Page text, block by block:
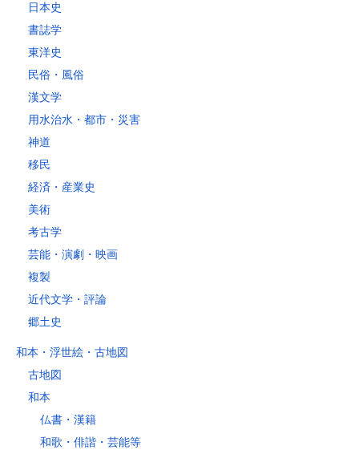
日本史
書誌学
東洋史
民俗・風俗
漢文学
用水治水・都市・災害
神道
移民
経済・産業史
美術
考古学
芸能・演劇・映画
複製
近代文学・評論
郷土史
和本・浮世絵・古地図
古地図
和本
仏書・漢籍
和歌・俳諧・芸能等